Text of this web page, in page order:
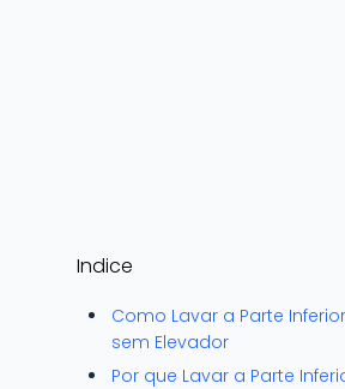
Indice
Como Lavar a Parte
sem Elevador
Por que Lavar a Parte